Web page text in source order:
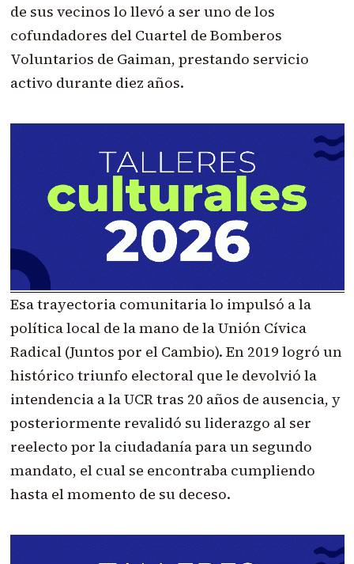
de sus vecinos lo llevó a ser uno de los
cofundadores del Cuartel de Bomberos
Voluntarios de Gaiman, prestando servicio
activo durante diez años.
Esa trayectoria comunitaria lo impulsó a la
política local de la mano de la Unión Cívica
Radical (Juntos por el Cambio). En 2019 logró un
histórico triunfo electoral que le devolvió la
intendencia a la UCR tras 20 años de ausencia, y
posteriormente revalidó su liderazgo al ser
reelecto por la ciudadanía para un segundo
mandato, el cual se encontraba cumpliendo
hasta el momento de su deceso.